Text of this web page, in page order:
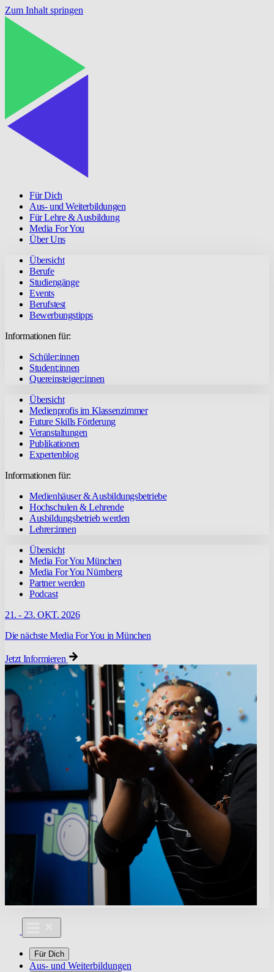
Zum Inhalt springen
Für Dich
Aus- und Weiterbildungen
Für Lehre & Ausbildung
Media For You
Über Uns
Übersicht
Berufe
Studiengänge
Events
Berufstest
Bewerbungstipps
Informationen für:
Schüler:innen
Student:innen
Quereinsteiger:innen
Übersicht
Medienprofis im Klassenzimmer
Future Skills Förderung
Veranstaltungen
Publikationen
Expertenblog
Informationen für:
Medienhäuser & Ausbildungsbetriebe
Hochschulen & Lehrende
Ausbildungsbetrieb werden
Lehrer:innen
Übersicht
Media For You München
Media For You Nürnberg
Partner werden
Podcast
21. - 23. OKT. 2026
Die nächste Media For You in München
Jetzt Informieren
Für Dich
Aus- und Weiterbildungen